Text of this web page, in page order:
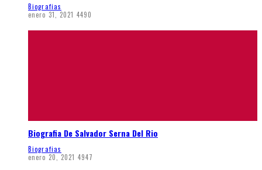
Biografias
enero 31, 2021 4490
Biografia De Salvador Serna Del Rio
Biografias
enero 20, 2021 4947